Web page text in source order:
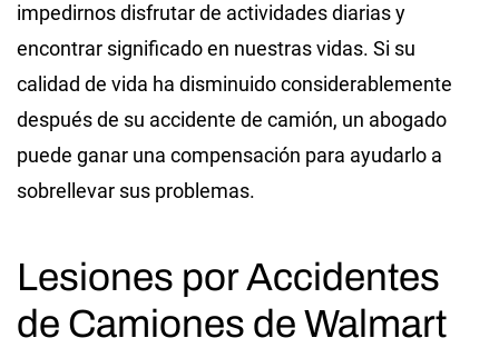
impedirnos disfrutar de actividades diarias y
encontrar significado en nuestras vidas. Si su
calidad de vida ha disminuido considerablemente
después de su accidente de camión, un abogado
puede ganar una compensación para ayudarlo a
sobrellevar sus problemas.
Lesiones por Accidentes
de Camiones de Walmart